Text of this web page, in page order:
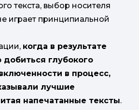
текста, выбор носителя
играет принципиальной
когда в результате
глубокого
в процесс,
лучшие
напечатанные тексты.